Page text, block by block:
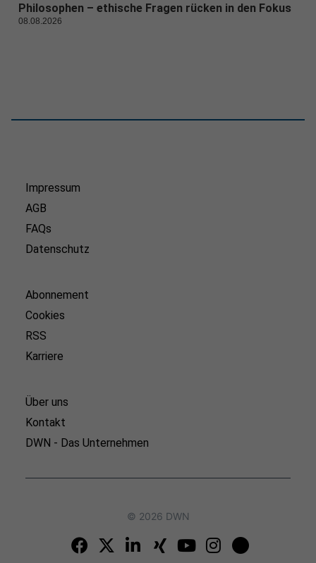
Philosophen – ethische Fragen rücken in den Fokus
08.08.2026
Impressum
AGB
FAQs
Datenschutz
Abonnement
Cookies
RSS
Karriere
Über uns
Kontakt
DWN - Das Unternehmen
© 2026 DWN